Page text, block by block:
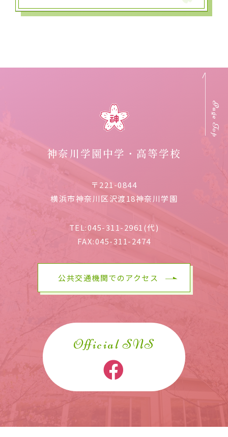
神奈川学園中学・高等学校
〒221-0844
横浜市神奈川区沢渡18神奈川学園
TEL:045-311-2961(代)
FAX:045-311-2474
公共交通機関でのアクセス
Official SNS
Page Top